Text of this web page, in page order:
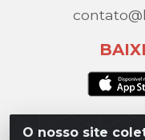
O nosso site